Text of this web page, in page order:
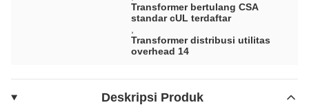
Transformer bertulang CSA
standar cUL terdaftar
Transformer distribusi utilitas
overhead 14
Deskripsi Produk